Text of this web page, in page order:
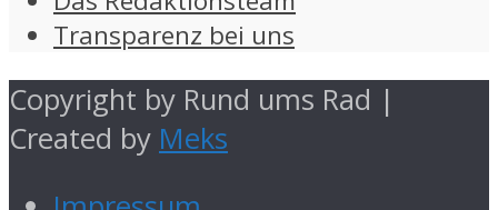
Transparenz bei uns
Copyright by Rund ums Rad |
Created by Meks